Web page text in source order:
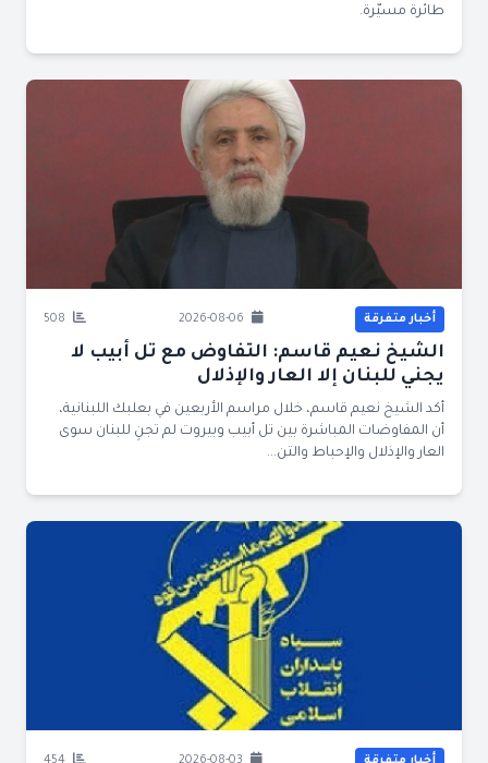
طائرة مسيّرة.
أخبار متفرقة
الشيخ نعيم قاسم: التفاوض مع تل أبيب لا
يجني للبنان إلا العار والإذلال
أكد الشيخ نعيم قاسم، خلال مراسم الأربعين في بعلبك اللبنانية،
أن المفاوضات المباشرة بين تل أبيب وبيروت لم تجنِ للبنان سوى
العار والإذلال والإحباط والتن...